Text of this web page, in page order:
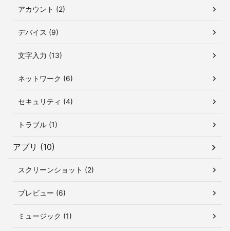
アカウント (2)
デバイス (9)
文字入力 (13)
ネットワーク (6)
セキュリティ (4)
トラブル (1)
アプリ (10)
スクリーンショット (2)
プレビュー (6)
ミュージック (1)